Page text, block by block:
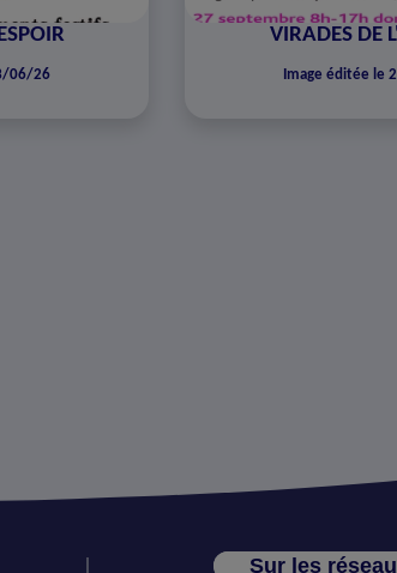
06/26
VIRADES DE
Image éditée le
Sur les